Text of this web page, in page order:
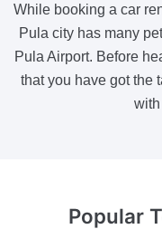
While booking a car
Pula city has many
Pula Airport. Before
that you have got the
Popular